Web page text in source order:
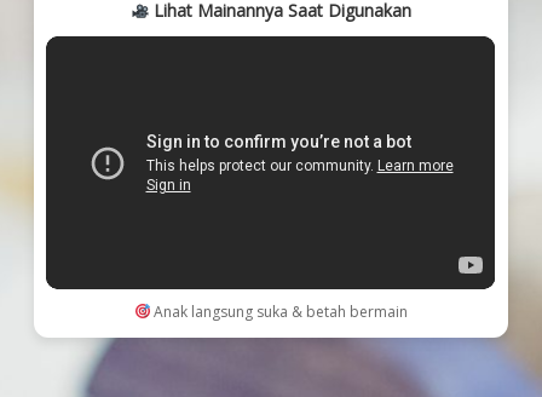
Lihat Mainannya Saat Digunakan
Anak langsung suka & betah bermain